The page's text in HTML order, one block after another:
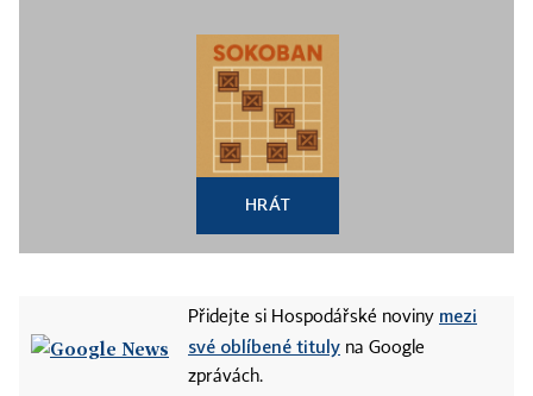
HRÁT
Přidejte si Hospodářské noviny mezi
své oblíbené tituly na Google
zprávách.